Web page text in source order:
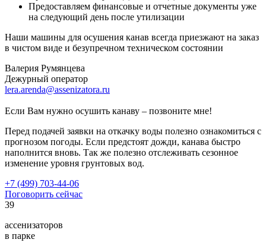
Предоставляем финансовые и отчетные документы уже
на следующий день после утилизации
Наши машины для осушения канав всегда приезжают на заказ
в чистом виде и безупречном техническом состоянии
Валерия Румянцева
Дежурный оператор
lera.arenda@assenizatora.ru
Если Вам нужно осушить канаву – позвоните мне!
Перед подачей заявки на откачку воды полезно ознакомиться с
прогнозом погоды. Если предстоят дожди, канава быстро
наполнится вновь. Так же полезно отслеживать сезонное
изменение уровня грунтовых вод.
+7 (499) 703-44-06
Поговорить сейчас
39
ассенизаторов
в парке